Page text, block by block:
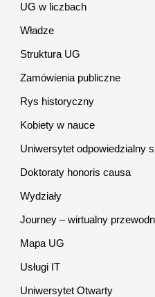
UG w liczbach
Władze
Struktura UG
Zamówienia publiczne
Rys historyczny
Kobiety w nauce
Uniwersytet odpowiedzialny
Doktoraty honoris causa
Wydziały
Journey – wirtualny
Mapa UG
Usługi IT
Uniwersytet Otwarty